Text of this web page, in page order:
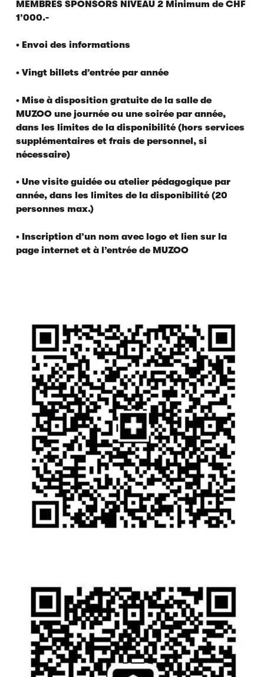
MEMBRES SPONSORS NIVEAU 2 Minimum de CHF
1’000.-
• Envoi des informations
• Vingt billets d’entrée par année
• Mise à disposition gratuite de la salle de
MUZOO une journée ou une soirée par année,
dans les limites de la disponibilité (hors services
supplémentaires et frais de personnel, si
nécessaire)
• Une visite guidée ou atelier pédagogique par
année, dans les limites de la disponibilité (20
personnes max.)
• Inscription d’un nom avec logo et lien sur la
page internet et à l’entrée de MUZOO